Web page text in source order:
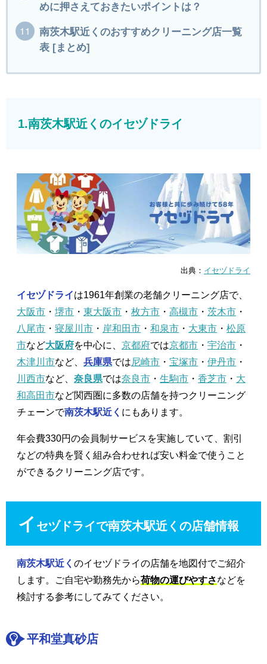
めに押さえておきたいポイントは？
南茨木駅近くのおすすめクリーニング店一覧
表 [まとめ]
1.南茨木駅近くのイセヅドライ
出典： イセヅドライ
イセヅドライは1961年創業の老舗クリーニング店で、
大阪市 ・ 堺市 ・ 東大阪市 ・ 枚方市 ・ 高槻市 ・ 茨木市 ・
八尾市 ・ 寝屋川市 ・ 岸和田市 ・ 和泉市 ・ 大東市 ・ 松原
市など大阪府を中心に、 京都府では京都市 ・ 宇治市 ・
木津川市など、 兵庫県では尼崎市 ・ 宝塚市 ・ 伊丹市 ・
川西市など、 奈良県では奈良市 ・ 生駒市 ・ 香芝市 ・ 大
和高田市など関西圏に多数の店舗を持つクリーニング
チェーンで南茨木駅近く にもあります。
年会費330円の会員制サービスを実施していて、割引
などの特典を賢く組み合わせれば安い料金で使うこと
ができるクリーニング店です。
イ セヅドライで南茨木駅近くの店舗情報
南茨木駅近く のイセヅドライの店舗を地図付でご紹介
します。ご自宅や勤務先から荷物の運びやすさなどを
検討する参考にしてみてください。
平和堂真砂店